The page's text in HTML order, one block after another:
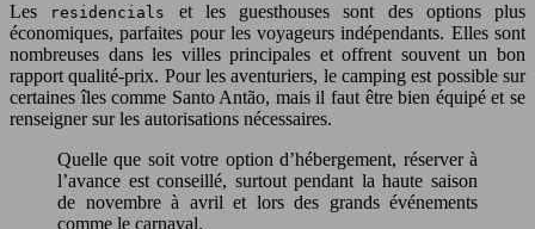
Les
residencials
et les guesthouses sont des options plus
économiques, parfaites pour les voyageurs indépendants. Elles sont
nombreuses dans les villes principales et offrent souvent un bon
rapport qualité-prix. Pour les aventuriers, le camping est possible sur
certaines îles comme Santo Antão, mais il faut être bien équipé et se
renseigner sur les autorisations nécessaires.
Quelle que soit votre option d’hébergement, réserver à
l’avance est conseillé, surtout pendant la haute saison
de novembre à avril et lors des grands événements
comme le carnaval.